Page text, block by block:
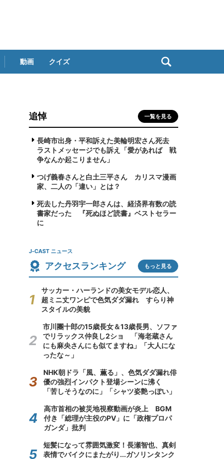
動画 クイズ
追悼 一覧を見る
長崎市出身・平和訴えた美輪明宏さん死去
ラストメッセージでも訴え「愛があれば 戦
争なんか起こりません」
つげ義春さんと白土三平さん カリスマ漫画
家、二人の「違い」とは？
死去した丹羽宇一郎さんは、経済界有数の読
書家だった 『死ぬほど読書』ベストセラー
に
J-CAST ニュース
アクセスランキング もっと見る
サッカー・ハーランドの美女モデル恋人、
超ミニ丈ワンピで色気ダダ漏れ すらり神
スタイルの美貌
市川團十郎の15歳長女＆13歳長男、ソファ
でリラックス仲良し2ショ 「海老蔵さん
にも麻央さんにも似てますね」「大人にな
ったな～」
NHK朝ドラ「風、薫る」、色気ダダ漏れ俳
優の強烈インパクト登場シーンに沸く
「苦しそうなのに」「シャツ姿艶っぽい」
高市首相の被災地視察動画が炎上 BGM
付き「総理が主役のPV」に「政権プロパ
ガンダ」批判
短髪になって雰囲気激変！長瀬智也、真剣
表情でバイクにまたがり...ガソリンタンク